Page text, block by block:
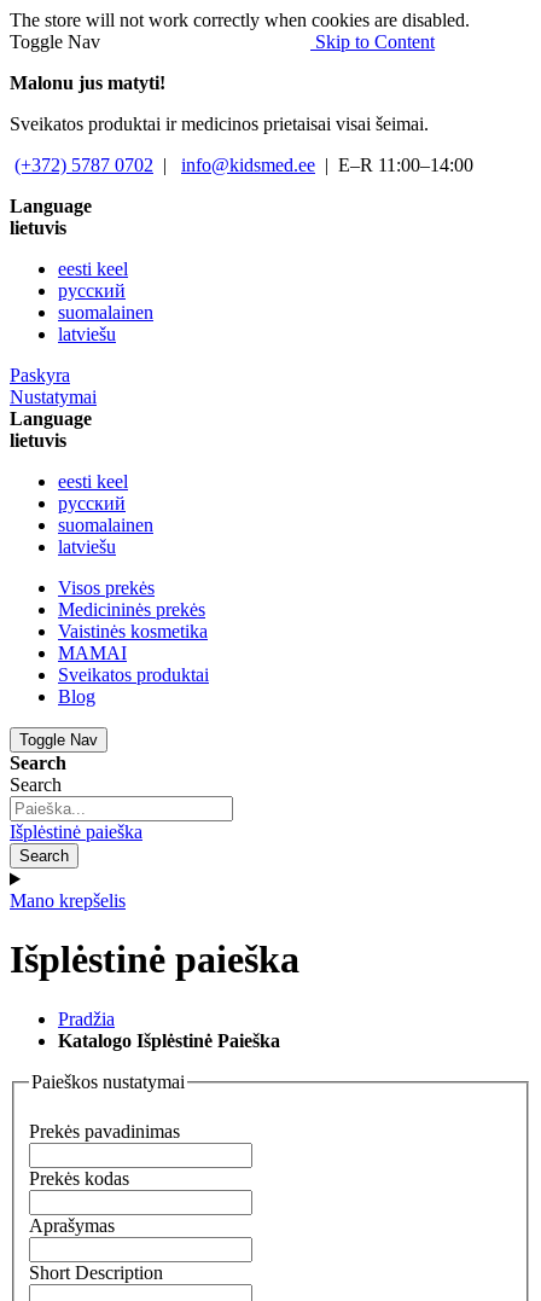
The store will not work correctly when cookies are disabled.
Toggle Nav
Skip to Content
Malonu jus matyti!
Sveikatos produktai ir medicinos prietaisai visai šeimai.
(+372) 5787 0702 | info@kidsmed.ee | E–R 11:00–14:00
Language
lietuvis
eesti keel
русский
suomalainen
latviešu
Paskyra
Nustatymai
Language
lietuvis
eesti keel
русский
suomalainen
latviešu
Visos prekės
Medicininės prekės
Vaistinės kosmetika
MAMAI
Sveikatos produktai
Blog
Toggle Nav
Search
Search
Išplėstinė paieška
Search
Mano krepšelis
Išplėstinė paieška
Pradžia
Katalogo Išplėstinė Paieška
Paieškos nustatymai
Prekės pavadinimas
Prekės kodas
Aprašymas
Short Description